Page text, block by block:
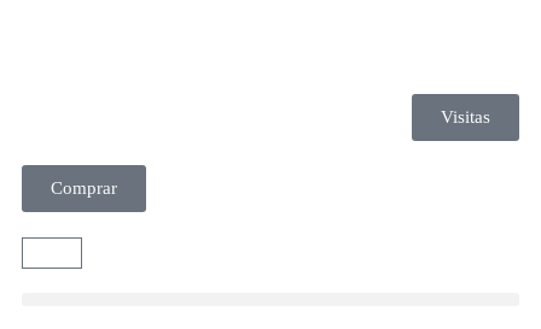
Visitas
Comprar